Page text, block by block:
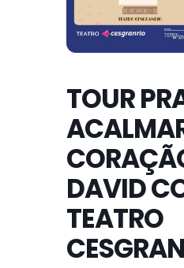
TOUR
DAVID
TEATRO